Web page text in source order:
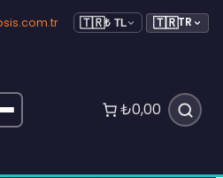
🇹🇷₺ TL 🇹🇷TR
₺0,00